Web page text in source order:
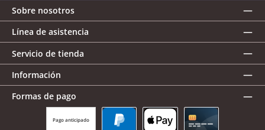
Sobre nosotros
Línea de asistencia
Servicio de tienda
Información
Formas de pago
Pago anticipado